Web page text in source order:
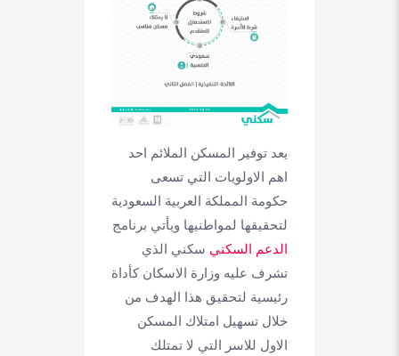
يعد توفير المسكن الملائم احد
اهم الاولويات التي تسعى
حكومة المملكة العربية السعودية
لتحقيقها لمواطنيها ويأتي برنامج
الدعم السكني سكني الذي
تشرف عليه وزارة الاسكان كأداة
رئيسية لتحقيق هذا الهدف من
خلال تسهيل امتلاك المسكن
الاول للاسر التي لا تمتلك